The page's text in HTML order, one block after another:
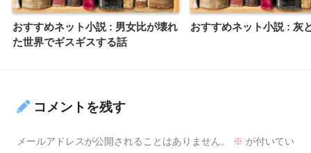
おすすめネット小説 : 男女比が壊れ
た世界でギスギスする話
おすすめネット小説 : 灰
コメントを残す
メールアドレスが公開されることはありません。 ※ が付いてい